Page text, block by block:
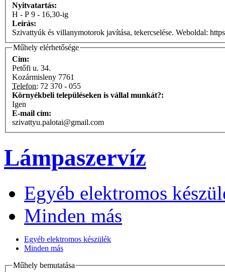
Nyitvatartás:
H - P 9 - 16,30-ig
Leírás:
Műhely elérhetősége
Cím:
Petőfi u. 34.
Kozármisleny 7761
Telefon: 72 370 - 055
Környékbeli településeken is vállal munkát?:
Igen
E-mail cím:
szivattyu.palotai@gmail.com
Lámpaszervíz
Egyéb elektromos
Minden más
Egyéb elektromos készülék
Minden más
Műhely bemutatása